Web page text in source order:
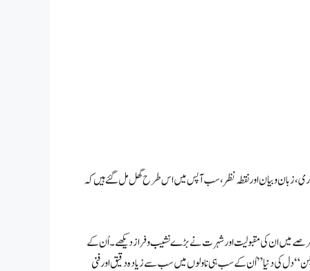
زبان و بیان اور نقطہ نظر ، سب آپس میں اس طرح گھل مل گئے ہیں کہ
عرصے میں ان کی مقبولیت اور شہرت نے بڑے نشیب و فراز دیکھے۔ اُن کے
“دل کی دنیا” اُن کے سب ہی ناولوں میں سب سے زیادہ دقیق اور فنی